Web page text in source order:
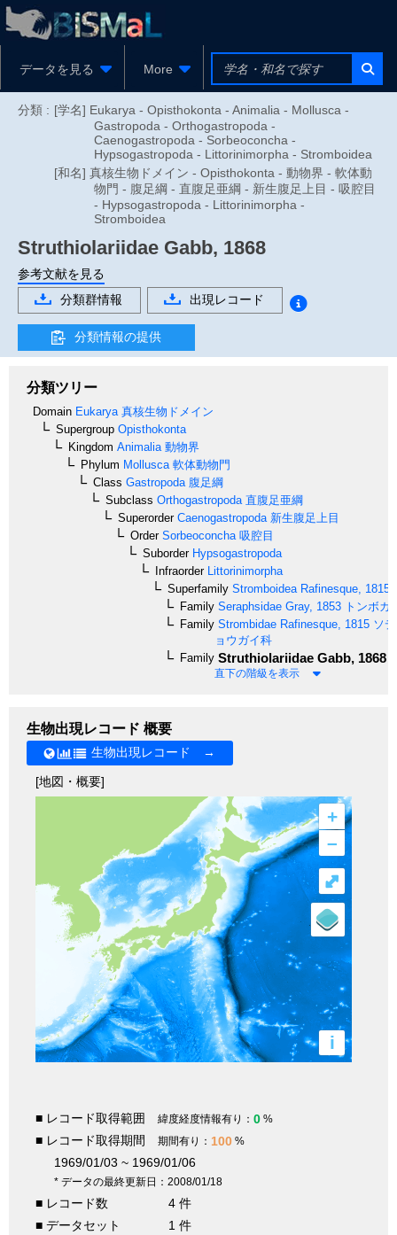
データを見る More
分類 : [学名] Eukarya - Opisthokonta - Animalia - Mollusca -
Gastropoda - Orthogastropoda -
Caenogastropoda - Sorbeoconcha -
Hypsogastropoda - Littorinimorpha - Stromboidea
[和名] 真核生物ドメイン - Opisthokonta - 動物界 - 軟体動
物門 - 腹足綱 - 直腹足亜綱 - 新生腹足上目 - 吸腔目
- Hypsogastropoda - Littorinimorpha -
Stromboidea
Struthiolariidae Gabb, 1868
参考文献を見る
分類群情報
出現レコード
分類情報の提供
分類ツリー
Domain Eukarya 真核生物ドメイン
Supergroup Opisthokonta
Kingdom Animalia 動物界
Phylum Mollusca 軟体動物門
Class Gastropoda 腹足綱
Subclass Orthogastropoda 直腹足亜綱
SuperorderCaenogastropoda 新生腹足上目
OrderSorbeoconcha 吸腔目
SuborderHypsogastropoda
InfraorderLittorinimorpha
Superfamily Stromboidea Rafinesque, 1815
Family Seraphsidae Gray, 1853 トンボガ
Family Strombidae Rafinesque, 1815 ソ
ョウガイ科
Family Struthiolariidae Gabb, 1868
直下の階級を表示
生物出現レコード 概要
生物出現レコード →
[地図・概要]
+
–
i
⤢
■ レコード取得範囲 緯度経度情報有り： 0 %
■ レコード取得期間 期間有り： 100 %
1969/01/03 ~ 1969/01/06
* データの最終更新日：2008/01/18
■ レコード数
4 件
■ データセット
1 件